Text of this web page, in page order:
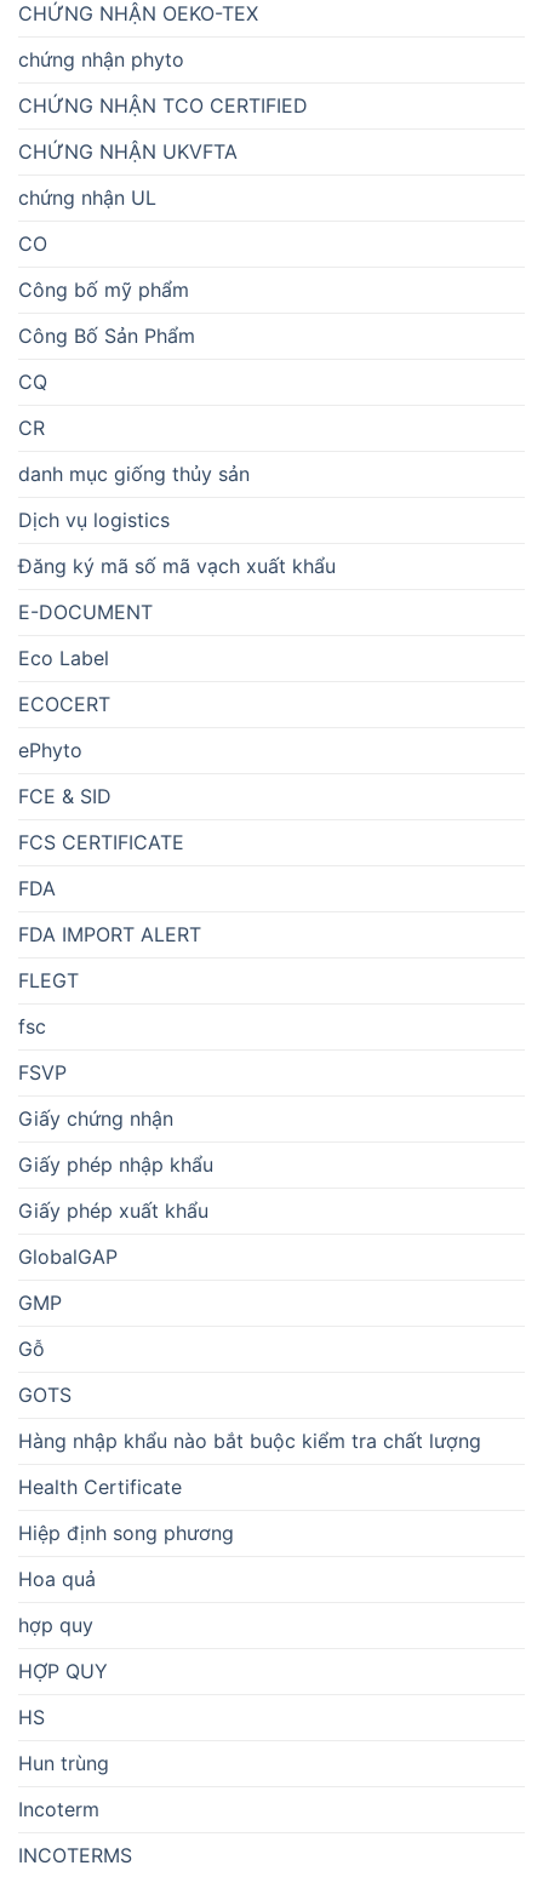
CHỨNG NHẬN OEKO-TEX
chứng nhận phyto
CHỨNG NHẬN TCO CERTIFIED
CHỨNG NHẬN UKVFTA
chứng nhận UL
CO
Công bố mỹ phẩm
Công Bố Sản Phẩm
CQ
CR
danh mục giống thủy sản
Dịch vụ logistics
Đăng ký mã số mã vạch xuất khẩu
E-DOCUMENT
Eco Label
ECOCERT
ePhyto
FCE & SID
FCS CERTIFICATE
FDA
FDA IMPORT ALERT
FLEGT
fsc
FSVP
Giấy chứng nhận
Giấy phép nhập khẩu
Giấy phép xuất khẩu
GlobalGAP
GMP
Gỗ
GOTS
Hàng nhập khẩu nào bắt buộc kiểm tra chất lượng
Health Certificate
Hiệp định song phương
Hoa quả
hợp quy
HỢP QUY
HS
Hun trùng
Incoterm
INCOTERMS